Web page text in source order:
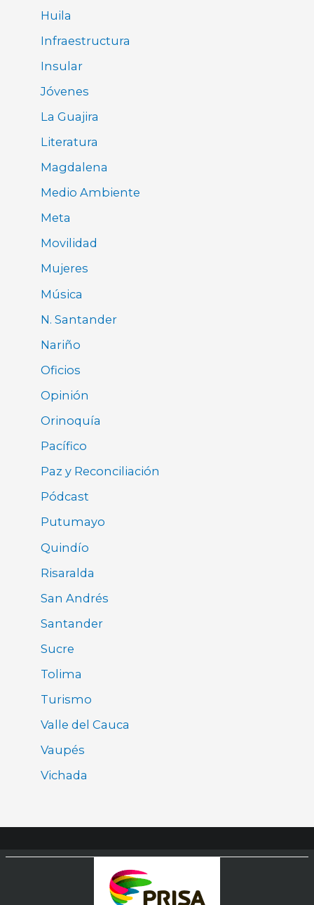
Huila
Infraestructura
Insular
Jóvenes
La Guajira
Literatura
Magdalena
Medio Ambiente
Meta
Movilidad
Mujeres
Música
N. Santander
Nariño
Oficios
Opinión
Orinoquía
Pacífico
Paz y Reconciliación
Pódcast
Putumayo
Quindío
Risaralda
San Andrés
Santander
Sucre
Tolima
Turismo
Valle del Cauca
Vaupés
Vichada